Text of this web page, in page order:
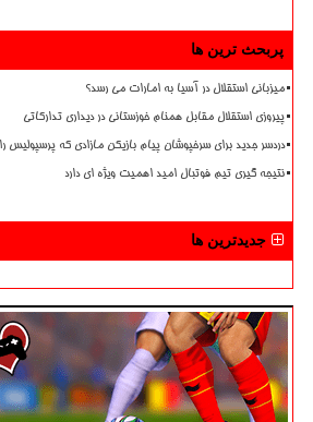
پربحث ترین ها
میزبانی استقلال در آسیا به امارات می رسد؟
پیروزی استقلال مقابل همنام خوزستانی در دیداری تدارکاتی
دردسر جدید برای سرخپوشان پیام بازیکن مازادی که پرسپولیس
نتیجه گیری تیم فوتبال امید اهمیت ویژه ای دارد
جدیدترین ها